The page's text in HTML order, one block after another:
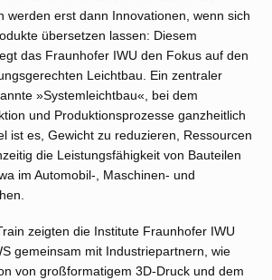
werden erst dann Innovationen, wenn sich
übersetzen lassen: Diesem
das Fraunhofer IWU den Fokus auf den
Leichtbau. Ein zentraler
»Systemleichtbau«, bei dem
und Produktionsprozesse ganzheitlich
ist es, Gewicht zu reduzieren, Ressourcen
die Leistungsfähigkeit von Bauteilen
im Automobil‑, Maschinen- und
zeigten die Institute Fraunhofer IWU
gemeinsam mit Industriepartnern, wie
von großformatigem 3D-Druck und dem